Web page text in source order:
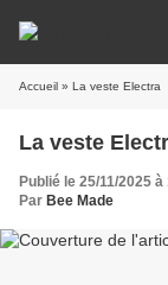
Accueil » La veste Electra
La veste
Publié le 25/11/2025 à
Par Bee Made